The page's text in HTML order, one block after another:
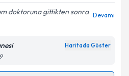
doktoruna gittikten sonra Devamı
Haritada Göster